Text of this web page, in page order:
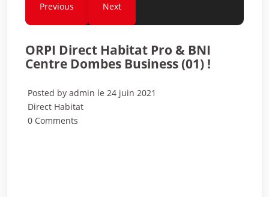
Previous Next
ORPI Direct Habitat Pro & BNI
Centre Dombes Business (01) !
Posted by admin le 24 juin 2021
Direct Habitat
0 Comments